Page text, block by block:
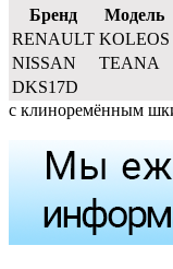
Бренд
Модель
RENAULT KOLEOS
NISSAN
TEANA
DKS17D
с клиноремённым